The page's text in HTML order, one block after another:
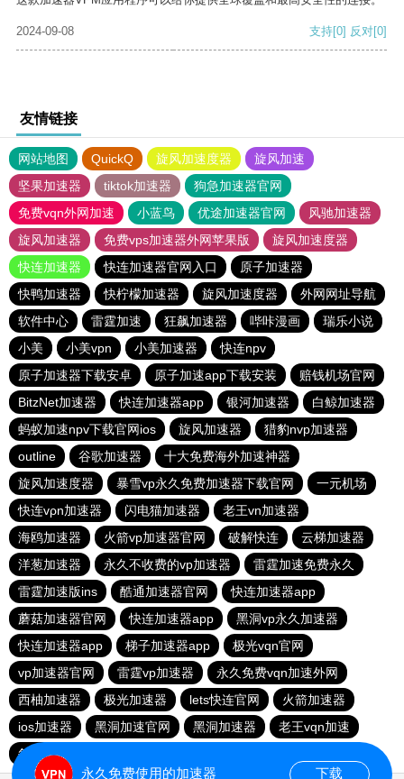
2024-09-08 支持[0] 反对[0]
友情链接
网站地图 QuickQ 旋风加速度器
旋风加速
坚果加速器
tiktok加速器
狗急加速器官网
免费vqn外网加速
小蓝鸟 优途加速器官网
风驰加速器
旋风加速器
免费vps加速器外网苹果版
旋风加速度器
快连加速器
快连加速器官网入口
原子加速器
快鸭加速器
快柠檬加速器 旋风加速度器
外网网址导航
软件中心
雷霆加速 狂飙加速器 哔咔漫画
瑞乐小说
小美
小美vpn 小美加速器
快连npv
原子加速器下载安卓
原子加速app下载安装
赔钱机场官网
BitzNet加速器
快连加速器app 银河加速器
白鲸加速器
蚂蚁加速npv下载官网ios
旋风加速器
猎豹nvp加速器
outline
谷歌加速器
十大免费海外加速神器
旋风加速度器
暴雪vp永久免费加速器下载官网
一元机场
快连vρn加速器
闪电猫加速器
老王vn加速器
海鸥加速器
火箭vp加速器官网 破解快连
云梯加速器
洋葱加速器
永久不收费的vp加速器
雷霆加速免费永久
雷霆加速版ins
酷通加速器官网
快连加速器app
蘑菇加速器官网
快连加速器app
黑洞vp永久加速器
快连加速器app
梯子加速器app
极光vqn官网
vp加速器官网
雷霆vp加速器
永久免费vqn加速外网
西柚加速器
极光加速器 lets快连官网
火箭加速器
ios加速器
黑洞加速官网 黑洞加速器
老王vqn加速
每天免费2小时加速器
永久免费使用的加速器 下载